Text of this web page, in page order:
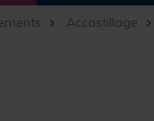
Accastillage